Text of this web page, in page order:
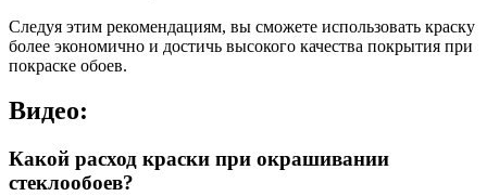
Следуя этим рекомендациям, вы сможете использовать краску
более экономично и достичь высокого качества покрытия при
покраске обоев.
Видео:
Какой расход краски при окрашивании
стеклообоев?